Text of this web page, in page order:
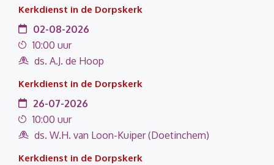
Kerkdienst in de Dorpskerk
02-08-2026
10:00 uur
ds. A.J. de Hoop
Kerkdienst in de Dorpskerk
26-07-2026
10:00 uur
ds. W.H. van Loon-Kuiper (Doetinchem)
Kerkdienst in de Dorpskerk